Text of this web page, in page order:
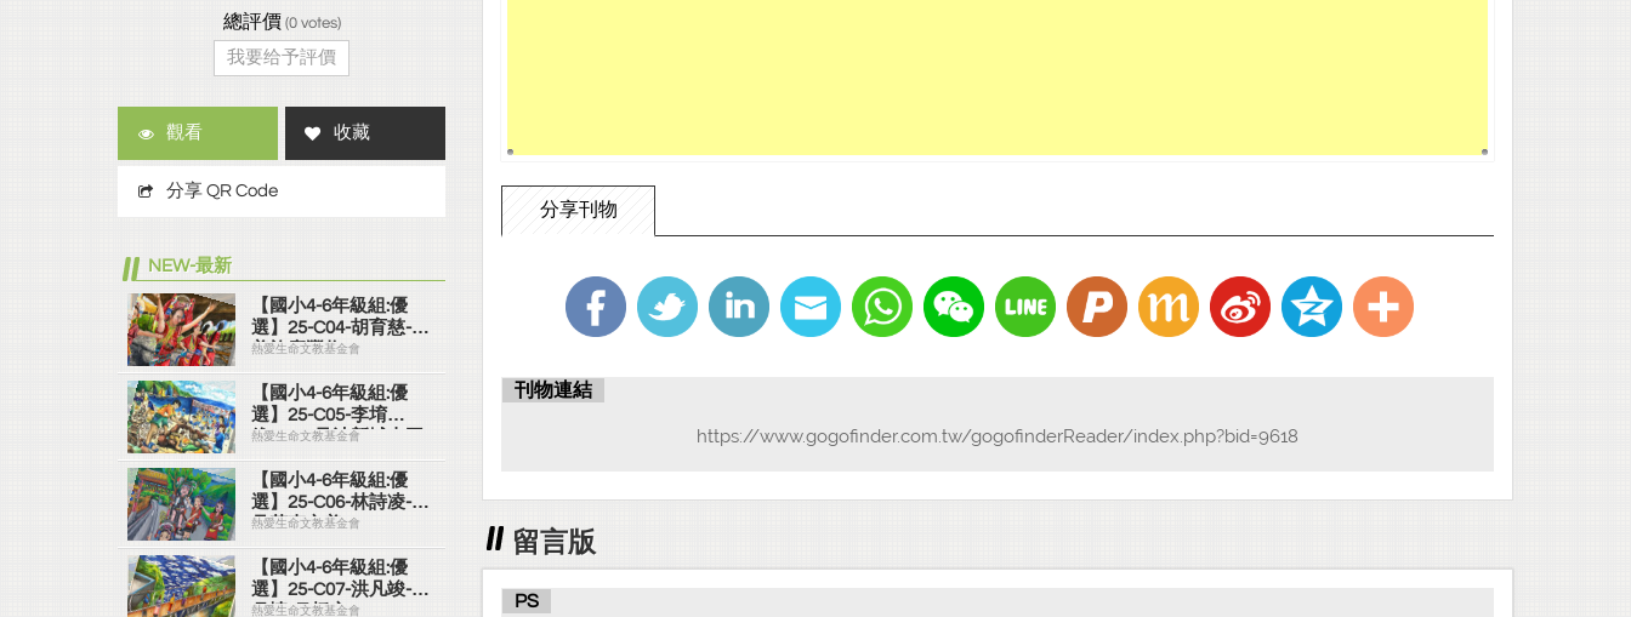
分享刊物
刊物連結
https://www.gogofinder.com.tw/gogofinderReader/index.php?bid=9618
留言版
PS
總評價 (0votes)
我要给予評價
觀看 收藏
分享 QR Code
NEW-最新
【國小4-6年級組:優
選】25-C04-胡育慈-阿
美族慶豐收
熱愛生命文教基金會
【國小4-6年級組:優
選】25-C05-李堉
維-2025曼波新城太平
洋國際疊石藝術季
熱愛生命文教基金會
【國小4-6年級組:優
選】25-C06-林詩凌-看
見花東之美
熱愛生命文教基金會
【國小4-6年級組:優
選】25-C07-洪凡竣-山
月情-吊橋心
熱愛生命文教基金會